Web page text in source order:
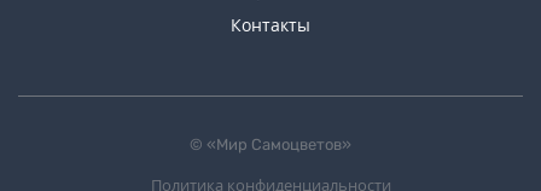
Контакты
© «Мир Самоцветов»
Политика конфиденциальности